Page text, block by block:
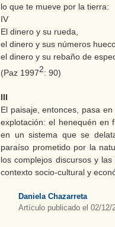
lo que te mueve por la tierra:
IV
El dinero y su rueda,
el dinero y sus números
el dinero y su rebaño de
(Paz 19972: 90)
III
El paisaje, entonces, pasa
explotación: el henequén en
en un sistema que se
paraíso prometido por la
los complejos discursos y
contexto socio-cultural y
Daniela Chazarreta
Artículo publicado el 02/12/